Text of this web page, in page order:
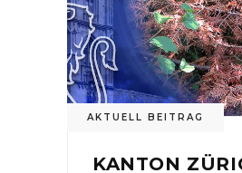
AKTUELL BEITRAG
KANTON